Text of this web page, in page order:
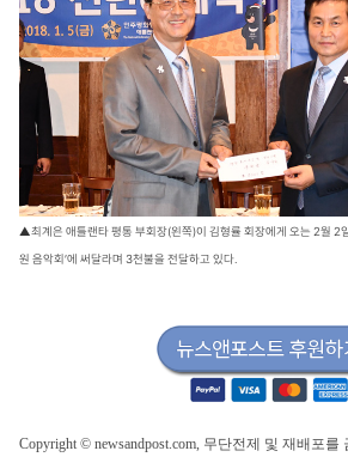
▲최계은 애틀랜타 평통 부회장(왼쪽)이 김형률 회장에게 오는 2월 2
원 음악회’에 써달라며 3천불을 전달하고 있다.
Copyright © newsandpost.com, 무단전제 및 재배포